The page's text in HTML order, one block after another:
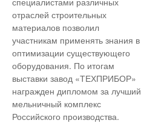
отраслей строительных
материалов позволил
участникам применять знания в
оптимизации существующего
оборудования. По итогам
выставки завод «ТЕХПРИБОР»
награжден дипломом за лучший
мельничный комплекс
Российского производства.